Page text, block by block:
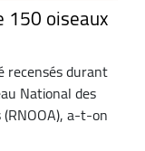
150 oiseaux
recensés durant
National des
a-t-on